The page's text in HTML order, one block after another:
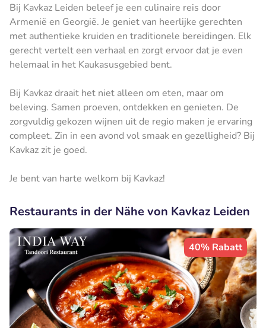
Bij Kavkaz Leiden beleef je een culinaire reis door
Armenië en Georgië. Je geniet van heerlijke gerechten
met authentieke kruiden en traditionele bereidingen. Elk
gerecht vertelt een verhaal en zorgt ervoor dat je even
helemaal in het Kaukasusgebied bent.
Bij Kavkaz draait het niet alleen om eten, maar om
beleving. Samen proeven, ontdekken en genieten. De
zorgvuldig gekozen wijnen uit de regio maken je ervaring
compleet. Zin in een avond vol smaak en gezelligheid? Bij
Kavkaz zit je goed.
Je bent van harte welkom bij Kavkaz!
Restaurants in der Nähe von Kavkaz Leiden
40% Rabatt